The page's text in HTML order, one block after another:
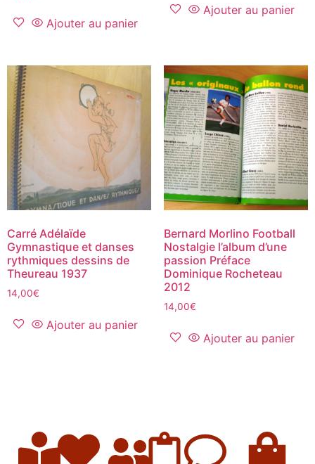
Ajouter au panier
Ajouter au panier
Carré Adélaïde
Gymnastique et danses
rythmiques dessins de
Theureau 1937
14,00€
Ajouter au panier
Bernard Morlino Football
Nostalgie l’album d’une
passion Préface
Dominique Rocheteau
2012
14,00€
Ajouter au panier